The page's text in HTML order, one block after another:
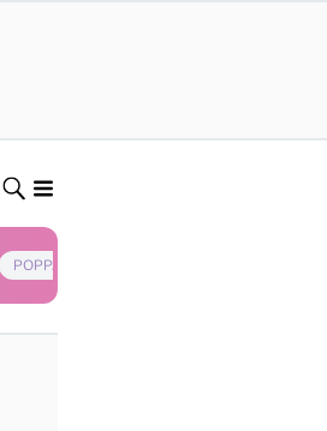
POPPAPA